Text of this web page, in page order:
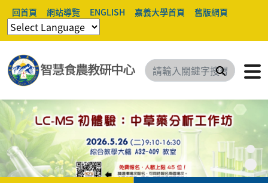
回首頁 網站導覽 ENGLISH 嘉義大學首頁 舊版網頁
搜尋